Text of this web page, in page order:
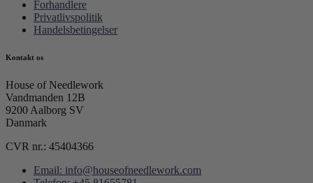
Forhandlere
Privatlivspolitik
Handelsbetingelser
Kontakt os
House of Needlework
Vandmanden 12B
9200 Aalborg SV
Danmark
CVR nr.: 45404366
Email: info@houseofneedlework.com